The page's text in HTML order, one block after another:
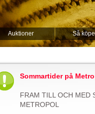
Auktioner Så
Sommartider på
FRAM TILL OCH MED
METROPOL